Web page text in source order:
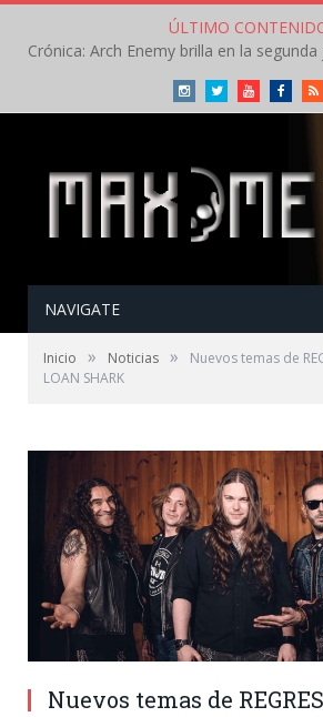
ÚLTIMO
InstagramTwitterYoutube
NAVIGATE
Inicio » Noticias »
Nuevos temas de
LOAN SHARK
Nuevos temas de